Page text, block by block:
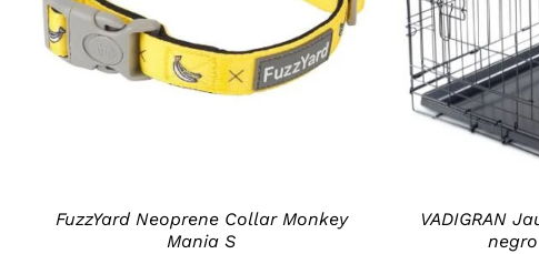
FuzzYard Neoprene Collar Monkey
Mania S
VADIGRAN
negro